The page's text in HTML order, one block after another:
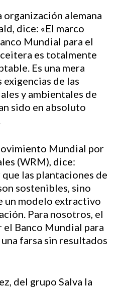
organización alemana
dice: «El marco
Mundial para el
es totalmente
Es una mera
de las
y ambientales de
sido en absoluto
Mundial por
(WRM), dice:
las plantaciones de
sostenibles, sino
un modelo extractivo
Para nosotros, el
Banco Mundial para
farsa sin resultados
del grupo Salva la